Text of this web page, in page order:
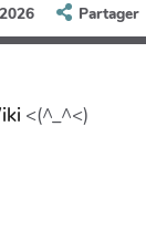
Partager
<(^_^<)